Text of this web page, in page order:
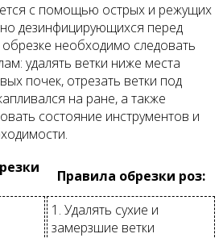
с помощью острых и режущих
дезинфицирующихся перед
необходимо следовать
удалять ветки ниже места
почек, отрезать ветки под
на ране, а также
состояние инструментов и
Правила обрезки роз:
1. Удалять сухие и
замерзшие ветки